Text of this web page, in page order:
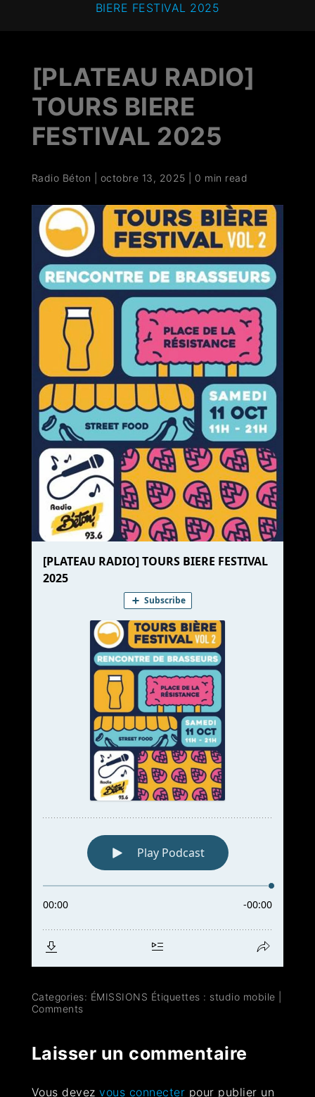
BIERE FESTIVAL 2025
[PLATEAU RADIO]
TOURS BIERE
FESTIVAL 2025
Radio Béton octobre 13, 2025 0 min read
Categories: ÉMISSIONS Étiquettes : studio mobile
Comments
Laisser un commentaire
Vous devezvous connecter pour publier un